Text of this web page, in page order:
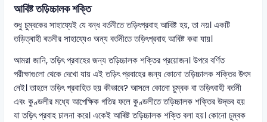
আবিষ্ট তড়িচ্চালক শক্তি
শুধু চুম্বকের সাহায্যেই যে বন্ধ বর্তনীতে তড়িৎপ্রবাহ আবিষ্ট হয়, তা নয়। একটি
তড়িত্ৰাহী ৰতনীর সাহায্যেও অন্য বর্তনীতে তড়িৎপ্রবাহ আবিষ্ট করা যায়।
আমরা জানি, তড়িৎ প্রবাহের জন্য তড়িচ্চালক শক্তির প্রয়োজন। উপরে বর্ণিত
পরীক্ষাগুলো থেকে দেখো যায় এই তড়িৎ প্রবাহের জন্য কোনো তড়িচ্চালক শক্তির উৎস
নেই। তাহলে তড়িৎ প্রবাহিত হয় কীভাবে? আসলে কোনো চুম্বক বা তড়িৎবাহী বর্তনী
এবং কুণ্ডলীর মধ্যে আপেক্ষিক গতির ফলে কুণ্ডলীতে তড়িচ্চালক শক্তির উদ্ভব হয়
যা তড়িৎ প্রবাহ চালনা করে। একেই আৰিষ্ট তড়িচ্চালক শক্তি বলা হয়। কোনো চুম্বক